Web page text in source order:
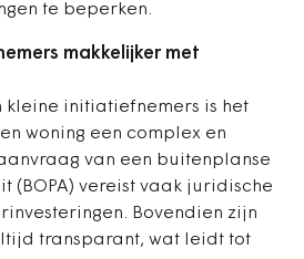
te beperken.
makkelijker met
kleine initiatiefnemers is het
woning een complex en
van een buitenplanse
(BOPA) vereist vaak juridische
Bovendien zijn
transparant, wat leidt tot